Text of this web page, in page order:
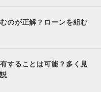
のが正解？ローンを組む
することは可能？多く見